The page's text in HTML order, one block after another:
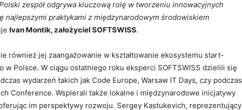
zespół odgrywa kluczową rolę w tworzeniu innowacyjnych
najlepszymi praktykami z międzynarodowym środowiskiem
Ivan Montik, założyciel SOFTSWISS.
również jej zaangażowanie w kształtowanie ekosystemu start-
w Polsce. W ciągu ostatniego roku eksperci SOFTSWISS dzielili się
wydarzeń takich jak Code Europe, Warsaw IT Days, czy podczas
Conference. Wspierali także lokalne i międzynarodowe inicjatywy
im perspektywy rozwoju. Sergey Kastukevich, reprezentujący